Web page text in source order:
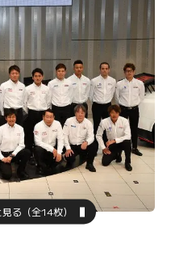
る（全14枚）